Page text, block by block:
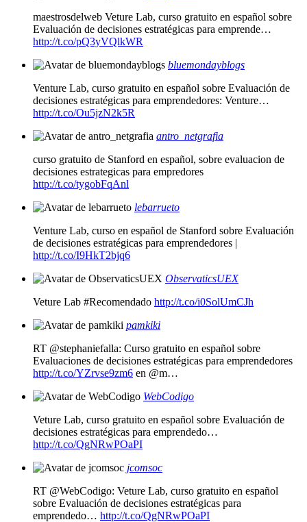
maestrosdelweb Veture Lab, curso gratuito en español sobre
Evaluación de decisiones estratégicas para emprende…
http://t.co/pQ3yVQlkWR
bluemondayblogs
Venture Lab, curso gratuito en español sobre Evaluación de
decisiones estratégicas para emprendedores: Venture…
http://t.co/Ou5jzN2k5R
antro_netgrafia
curso gratuito de Stanford en español, sobre evaluacion de
decisiones estrategicas para empredores
http://t.co/tygobFqAnl
lebarrueto
Venture Lab, curso en español de Stanford sobre Evaluación
de decisiones estratégicas para emprendedores |
http://t.co/I9HkT2bjq6
ObservaticsUEX
Veture Lab #Recomendado http://t.co/i0SolUmCJh
pamkiki
RT @stephaniefalla: Curso gratuito en español sobre
Evaluaciones de decisiones estratégicas para emprendedores
http://t.co/YZrvse9zm6 en @m…
WebCodigo
Veture Lab, curso gratuito en español sobre Evaluación de
decisiones estratégicas para emprendedo…
http://t.co/QgNRwPOaPI
jcomsoc
RT @WebCodigo: Veture Lab, curso gratuito en español
sobre Evaluación de decisiones estratégicas para
emprendedo… http://t.co/QgNRwPOaPI